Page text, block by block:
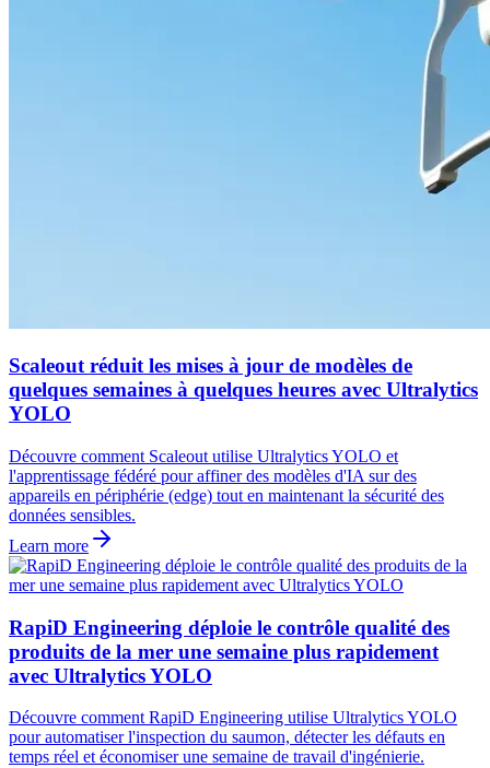
Scaleout réduit les mises à jour de modèles de
quelques semaines à quelques heures avec Ultralytics
YOLO
Découvre comment Scaleout utilise Ultralytics YOLO et
l'apprentissage fédéré pour affiner des modèles d'IA sur des
appareils en périphérie (edge) tout en maintenant la sécurité des
données sensibles.
Learn more
RapiD Engineering déploie le contrôle qualité des
produits de la mer une semaine plus rapidement
avec Ultralytics YOLO
Découvre comment RapiD Engineering utilise Ultralytics YOLO
pour automatiser l'inspection du saumon, détecter les défauts en
temps réel et économiser une semaine de travail d'ingénierie.